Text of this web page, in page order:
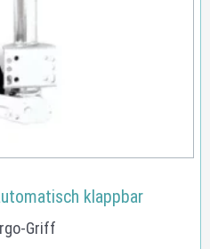
klappbar
Griff